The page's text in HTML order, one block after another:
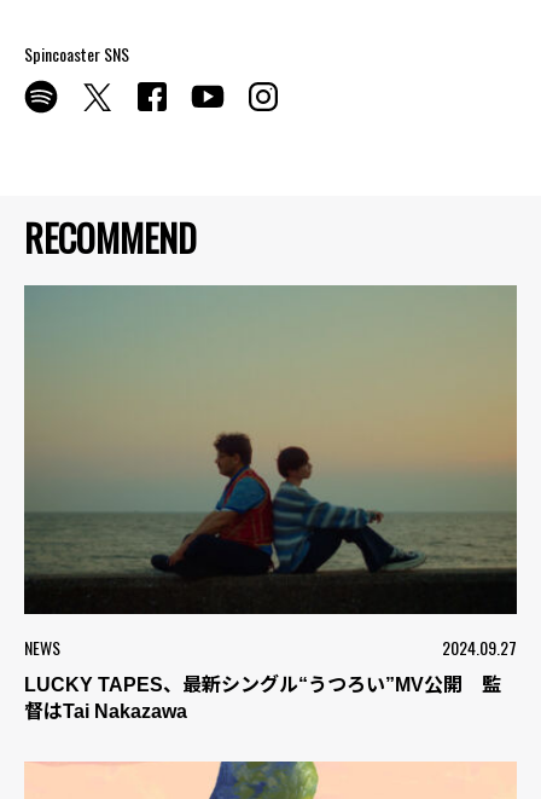
RECOMMEND
NEWS 2024.09.27
LUCKY TAPES、最新シングル“うつろい”MV公開 監
督はTai Nakazawa
Spincoaster SNS